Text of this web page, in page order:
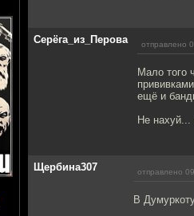
Серёга_из_Перова отправлено
Мало того
ещё и
Не нахуй...
Щербина307 отправлено
В